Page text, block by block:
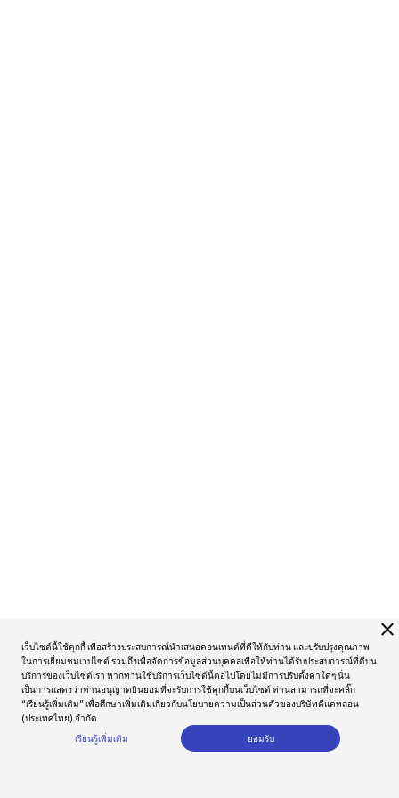
close
เว็บไซต์นี้ใช้คุกกี้ เพื่อสร้างประสบการณ์นำเสนอคอนเทนต์ที่ดีให้กับท่าน และปรับปรุงคุณภาพ
ในการเยี่ยมชมเวปไซต์ รวมถึงเพื่อจัดการข้อมูลส่วนบุคคลเพื่อให้ท่านได้รับประสบการณ์ที่ดีบน
บริการของเว็บไซต์เรา หากท่านใช้บริการเว็บไซต์นี้ต่อไปโดยไม่มีการปรับตั้งค่าใดๆ นั่น
เป็นการแสดงว่าท่านอนุญาตยินยอมที่จะรับการใช้คุกกี้บนเว็บไซต์ ท่านสามารถที่จะคลิ๊ก
“เรียนรู้เพิ่มเติม” เพื่อศึกษาเพิ่มเติมเกี่ยวกับนโยบายความเป็นส่วนตัวของบริษัทดีแคทลอน
(ประเทศไทย) จำกัด
เรียนรู้เพิ่มเติม
ยอมรับ